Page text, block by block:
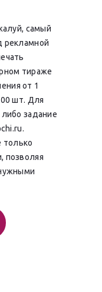
самый
рекламной
тираже
от 1
шт. Для
задание
только
позволяя